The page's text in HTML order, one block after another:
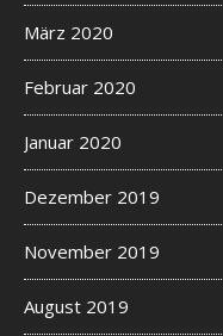
März 2020
Februar 2020
Januar 2020
Dezember 2019
November 2019
August 2019